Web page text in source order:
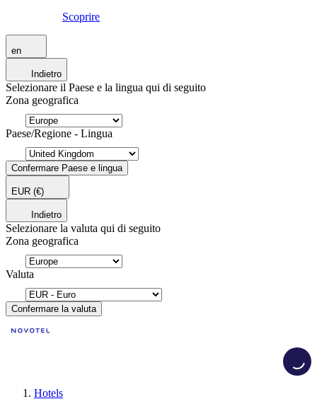
Scoprire
en
Indietro
Selezionare il Paese e la lingua qui di seguito
Zona geografica
Paese/Regione - Lingua
Confermare Paese e lingua
EUR (€)
Indietro
Selezionare la valuta qui di seguito
Zona geografica
Valuta
Confermare la valuta
Hotels